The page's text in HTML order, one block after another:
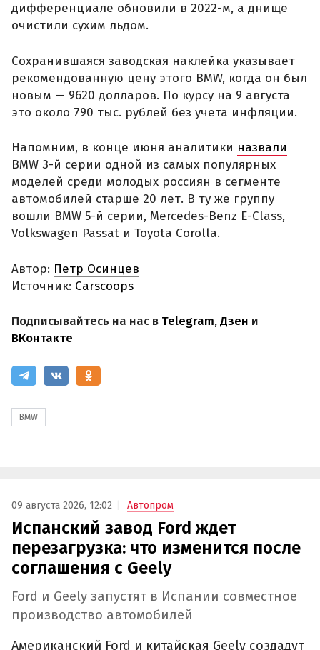
дифференциале обновили в 2022-м, а днище
очистили сухим льдом.
Сохранившаяся заводская наклейка указывает
рекомендованную цену этого BMW, когда он был
новым — 9620 долларов. По курсу на 9 августа
это около 790 тыс. рублей без учета инфляции.
Напомним, в конце июня аналитики назвали
BMW 3-й серии одной из самых популярных
моделей среди молодых россиян в сегменте
автомобилей старше 20 лет. В ту же группу
вошли BMW 5-й серии, Mercedes-Benz E-Class,
Volkswagen Passat и Toyota Corolla.
Автор: Петр Осинцев
Источник: Carscoops
Подписывайтесь на нас в Telegram,Дзен и
ВКонтакте
BMW
09 августа 2026, 12:02 Автопром
Испанский завод Ford ждет
перезагрузка: что изменится после
соглашения с Geely
Ford и Geely запустят в Испании совместное
производство автомобилей
Американский Ford и китайская Geely создадут